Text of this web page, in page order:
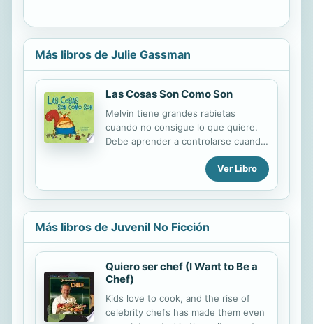
Más libros de Julie Gassman
Las Cosas Son Como Son
Melvin tiene grandes rabietas
cuando no consigue lo que quiere.
Debe aprender a controlarse cuando
sufre una decepcio ́n. Al fin y al
cabo, las cosas son como son y una
rabieta no es la solucio ́n.
Ver Libro
Más libros de Juvenil No Ficción
Quiero ser chef (I Want to Be a
Chef)
Kids love to cook, and the rise of
celebrity chefs has made them even